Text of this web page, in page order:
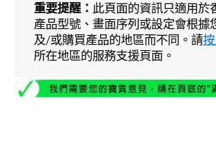
重要提醒： 此頁面的資訊只適用於
產品型號、畫面序列或設定會根據
及/或購買產品的地區而不同。請
所在地區的服務支援頁面。